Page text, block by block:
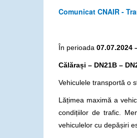
Comunicat CNAIR -
În perioada 07.07.2024
Călărași – DN21B –
Vehiculele transportă o
Lățimea maximă a
condițiilor de trafic.
vehiculelor cu depășiri